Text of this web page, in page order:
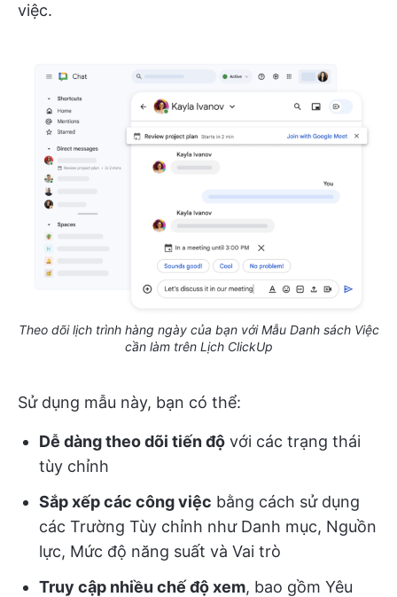
việc.
Theo dõi lịch trình hàng ngày của bạn với Mẫu Danh sách Việc
cần làm trên Lịch ClickUp
Sử dụng mẫu này, bạn có thể:
Dễ dàng theo dõi tiến độ với các trạng thái
tùy chỉnh
Sắp xếp các công việc bằng cách sử dụng
các Trường Tùy chỉnh như Danh mục, Nguồn
lực, Mức độ năng suất và Vai trò
Truy cập nhiều chế độ xem, bao gồm Yêu